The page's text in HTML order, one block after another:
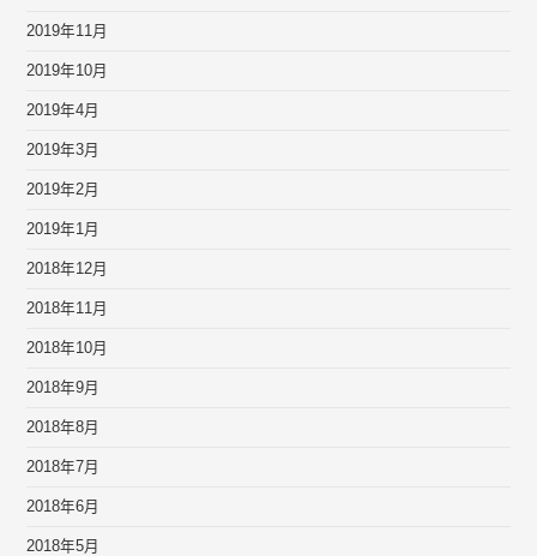
2019年11月
2019年10月
2019年4月
2019年3月
2019年2月
2019年1月
2018年12月
2018年11月
2018年10月
2018年9月
2018年8月
2018年7月
2018年6月
2018年5月